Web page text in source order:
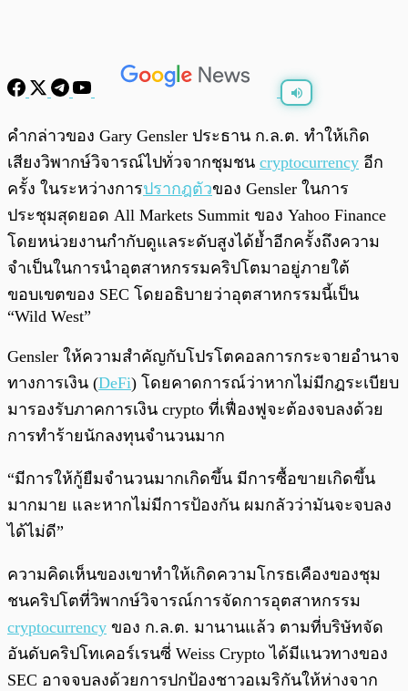
0:00/ 0:00
คำกล่าวของ Gary Gensler ประธาน ก.ล.ต. ทำให้เกิด
เสียงวิพากษ์วิจารณ์ไปทั่วจากชุมชน cryptocurrency อีก
ครั้ง ในระหว่างการปรากฎตัวของ Gensler ในการ
ประชุมสุดยอด All Markets Summit ของ Yahoo Finance
โดยหน่วยงานกำกับดูแลระดับสูงได้ย้ำอีกครั้งถึงความ
จำเป็นในการนำอุตสาหกรรมคริปโตมาอยู่ภายใต้
ขอบเขตของ SEC โดยอธิบายว่าอุตสาหกรรมนี้เป็น
“Wild West”
Gensler ให้ความสำคัญกับโปรโตคอลการกระจายอำนาจ
ทางการเงิน (DeFi) โดยคาดการณ์ว่าหากไม่มีกฎระเบียบ
มารองรับภาคการเงิน crypto ที่เฟื่องฟูจะต้องจบลงด้วย
การทำร้ายนักลงทุนจำนวนมาก
“มีการให้กู้ยืมจำนวนมากเกิดขึ้น มีการซื้อขายเกิดขึ้น
มากมาย และหากไม่มีการป้องกัน ผมกลัวว่ามันจะจบลง
ได้ไม่ดี”
ความคิดเห็นของเขาทำให้เกิดความโกรธเคืองของชุม
ชนคริปโตที่วิพากษ์วิจารณ์การจัดการอุตสาหกรรม
cryptocurrency ของ ก.ล.ต. มานานแล้ว ตามที่บริษัทจัด
อันดับคริปโทเคอร์เรนซี่ Weiss Crypto ได้มีแนวทางของ
SEC อาจจบลงด้วยการปกป้องชาวอเมริกันให้ห่างจาก